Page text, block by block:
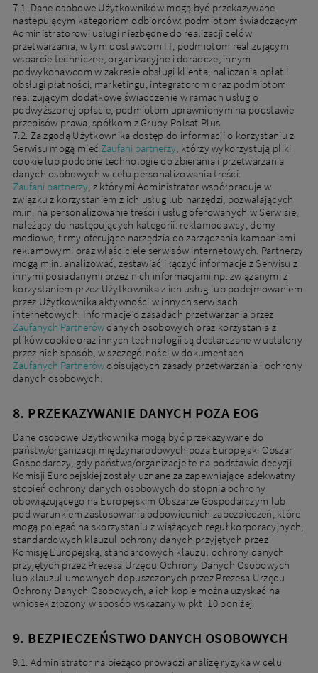
7.1. Dane osobowe Użytkowników mogą być przekazywane
następującym kategoriom odbiorców: podmiotom świadczącym
Administratorowi usługi niezbędne do realizacji celów
przetwarzania, w tym dostawcom IT, podmiotom realizującym
wsparcie techniczne, organizacyjne i doradcze, innym
podwykonawcom w zakresie obsługi klienta, naliczania opłat i
obsługi płatności, marketingu, integratorom oraz podmiotom
realizującym dodatkowe świadczenie w ramach usług o
podwyższonej opłacie, podmiotom uprawnionym na podstawie
przepisów prawa, spółkom z Grupy Polsat Plus.
7.2. Za zgodą Użytkownika dostęp do informacji o korzystaniu z
Serwisu mogą mieć Zaufani partnerzy, którzy wykorzystują pliki
cookie lub podobne technologie do zbierania i przetwarzania
danych osobowych w celu personalizowania treści.
Zaufani partnerzy, z którymi Administrator współpracuje w
związku z korzystaniem z ich usług lub narzędzi, pozwalających
m.in. na personalizowanie treści i usług oferowanych w Serwisie,
należący do następujących kategorii: reklamodawcy, domy
mediowe, firmy oferujące narzędzia do zarządzania kampaniami
reklamowymi oraz właściciele serwisów internetowych. Partnerzy
mogą m.in. analizować, zestawiać i łączyć informacje z Serwisu z
innymi posiadanymi przez nich informacjami np. związanymi z
korzystaniem przez Użytkownika z ich usług lub podejmowaniem
przez Użytkownika aktywności w innych serwisach
internetowych. Informacje o zasadach przetwarzania przez
Zaufanych Partnerów danych osobowych oraz korzystania z
plików cookie oraz innych technologii są dostarczane w ustalony
przez nich sposób, w szczególności w dokumentach
Zaufanych Partnerówopisujących zasady przetwarzania i ochrony
danych osobowych.
8. PRZEKAZYWANIE DANYCH POZA EOG
Dane osobowe Użytkownika mogą być przekazywane do
państw/organizacji międzynarodowych poza Europejski Obszar
Gospodarczy, gdy państwa/organizacje te na podstawie decyzji
Komisji Europejskiej zostały uznane za zapewniające adekwatny
stopień ochrony danych osobowych do stopnia ochrony
obowiązującego na Europejskim Obszarze Gospodarczym lub
pod warunkiem zastosowania odpowiednich zabezpieczeń, które
mogą polegać na skorzystaniu z wiążących reguł korporacyjnych,
standardowych klauzul ochrony danych przyjętych przez
Komisję Europejską, standardowych klauzul ochrony danych
przyjętych przez Prezesa Urzędu Ochrony Danych Osobowych
lub klauzul umownych dopuszczonych przez Prezesa Urzędu
Ochrony Danych Osobowych, a ich kopie można uzyskać na
wniosek złożony w sposób wskazany w pkt. 10 poniżej.
9. BEZPIECZEŃSTWO DANYCH OSOBOWYCH
9.1. Administrator na bieżąco prowadzi analizę ryzyka w celu